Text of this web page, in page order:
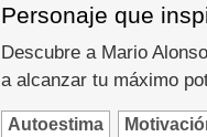
Personaje que
Descubre a Mario
a alcanzar tu máximo
Autoestima